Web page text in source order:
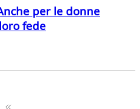
per le donne
fede